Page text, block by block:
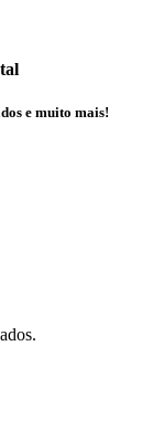
e muito mais!